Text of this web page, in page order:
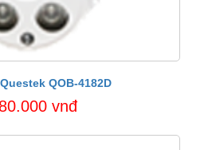
QOB-4182D
vnđ